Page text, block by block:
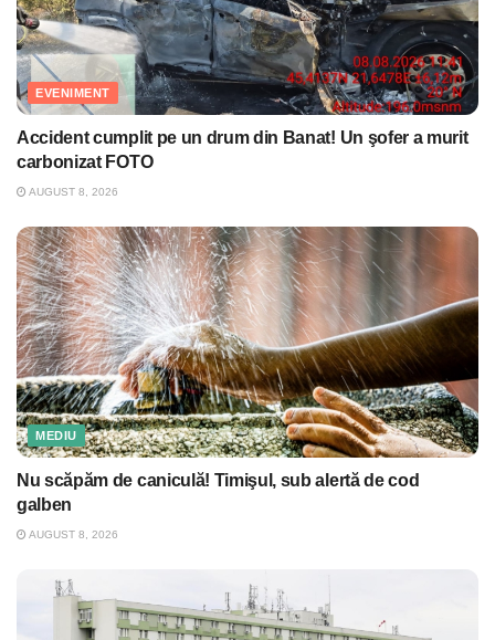
EVENIMENT
Accident cumplit pe un drum din Banat! Un şofer a murit
carbonizat FOTO
AUGUST 8, 2026
MEDIU
Nu scăpăm de caniculă! Timişul, sub alertă de cod
galben
AUGUST 8, 2026